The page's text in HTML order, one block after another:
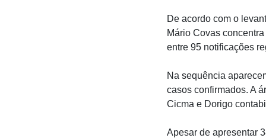
De acordo com o
Mário Covas
entre 95 notificações
Na sequência
casos confirmados. A
Cicma e Dorigo
Apesar de apresentar